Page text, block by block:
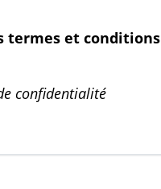
termes et conditions
confidentialité